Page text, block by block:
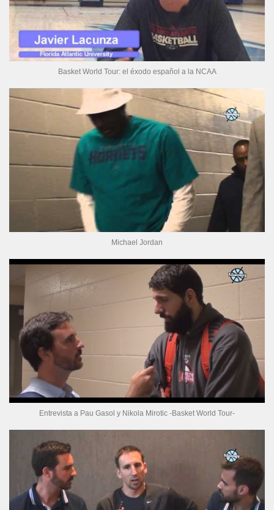
Basket World Tour: el éxodo español a la NCAA
Michael Jordan
Entrevista a Pau Gasol y Nikola Mirotic -Basket World Tour-